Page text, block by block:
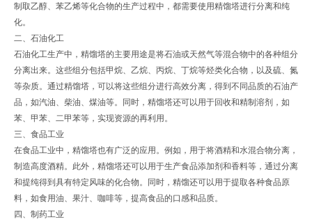
制取乙醇、苯乙烯等化合物的生产过程中，都需要使用精馏塔进行分离和纯
化。
二、石油化工
石油化工生产中，精馏塔的主要用途是将石油或天然气等混合物中的各种组分
分离出来。这些组分包括甲烷、乙烷、丙烷、丁烷等烃类化合物，以及硫、氮
等杂质。通过精馏塔，可以将这些组分进行高效分离，得到不同品质的石油产
品，如汽油、柴油、煤油等。同时，精馏塔还可以用于回收和精制溶剂，如
苯、甲苯、二甲苯等，实现资源的再利用。
三、食品工业
在食品工业中，精馏塔也有广泛的应用。例如，用于将酒精和水混合物分离，
制造高度酒精。此外，精馏塔还可以用于生产食品添加剂和香料等，通过分离
和提纯得到具有特定风味的化合物。同时，精馏还可以用于提取各种食品原
料，如食用油、果汁、咖啡等，提高食品的口感和品质。
四、制药工业